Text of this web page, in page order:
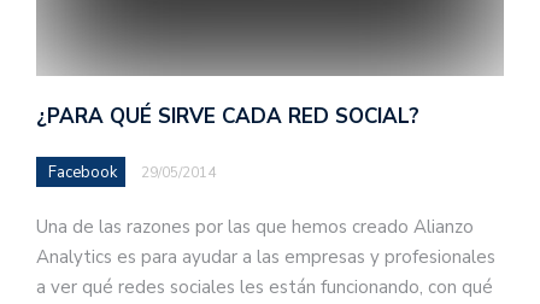
¿PARA QUÉ SIRVE CADA RED SOCIAL?
Facebook 29/05/2014
Una de las razones por las que hemos creado Alianzo
Analytics es para ayudar a las empresas y profesionales
a ver qué redes sociales les están funcionando, con qué